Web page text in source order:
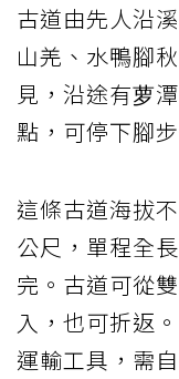
古道由先人沿
山羌、水鴨腳
見，沿途有萝
點，可停下腳
這條古道海拔
公尺，單程全
完。古道可從
入，也可折返
運輸工具，需